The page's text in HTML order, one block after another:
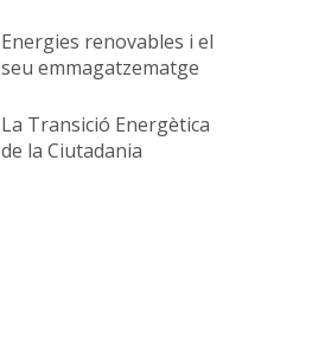
Energies renovables i el
seu emmagatzematge
La Transició Energètica
de la Ciutadania